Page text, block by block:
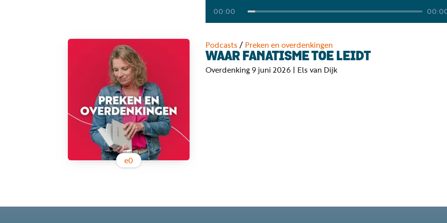
00:00
e0
Podcasts / Preken en overdenkingen
WAAR FANATISME TOE LEIDT
Overdenking 9 juni 2026 | Els van Dijk